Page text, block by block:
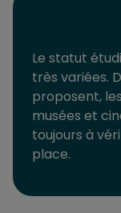
Le statut
très variées.
proposent,
musées et
toujours à
place.